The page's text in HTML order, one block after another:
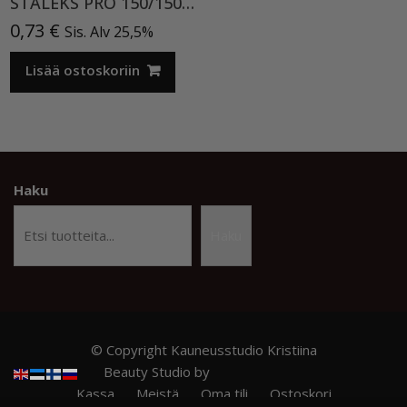
0,73 € Sis. Alv 25,5%
Lisää ostoskoriin
Haku
© Copyright Kauneusstudio Kristiina
Beauty Studio by
Kassa
Meistä Oma tili
Ostoskori